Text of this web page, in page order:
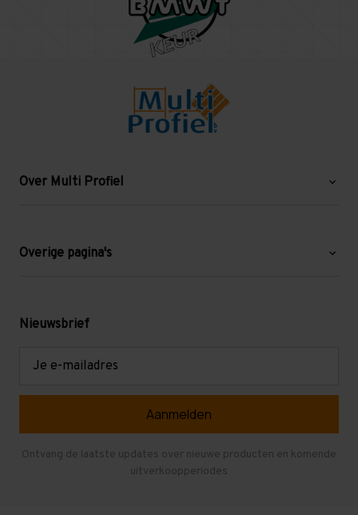
Over Multi Profiel
Blog
Levering en afhalen
Overige pagina's
Mezzanine
Gebruikte entresolvloeren
Nieuwsbrief
Ontvang de laatste updates over nieuwe producten en komende
uitverkoopperiodes